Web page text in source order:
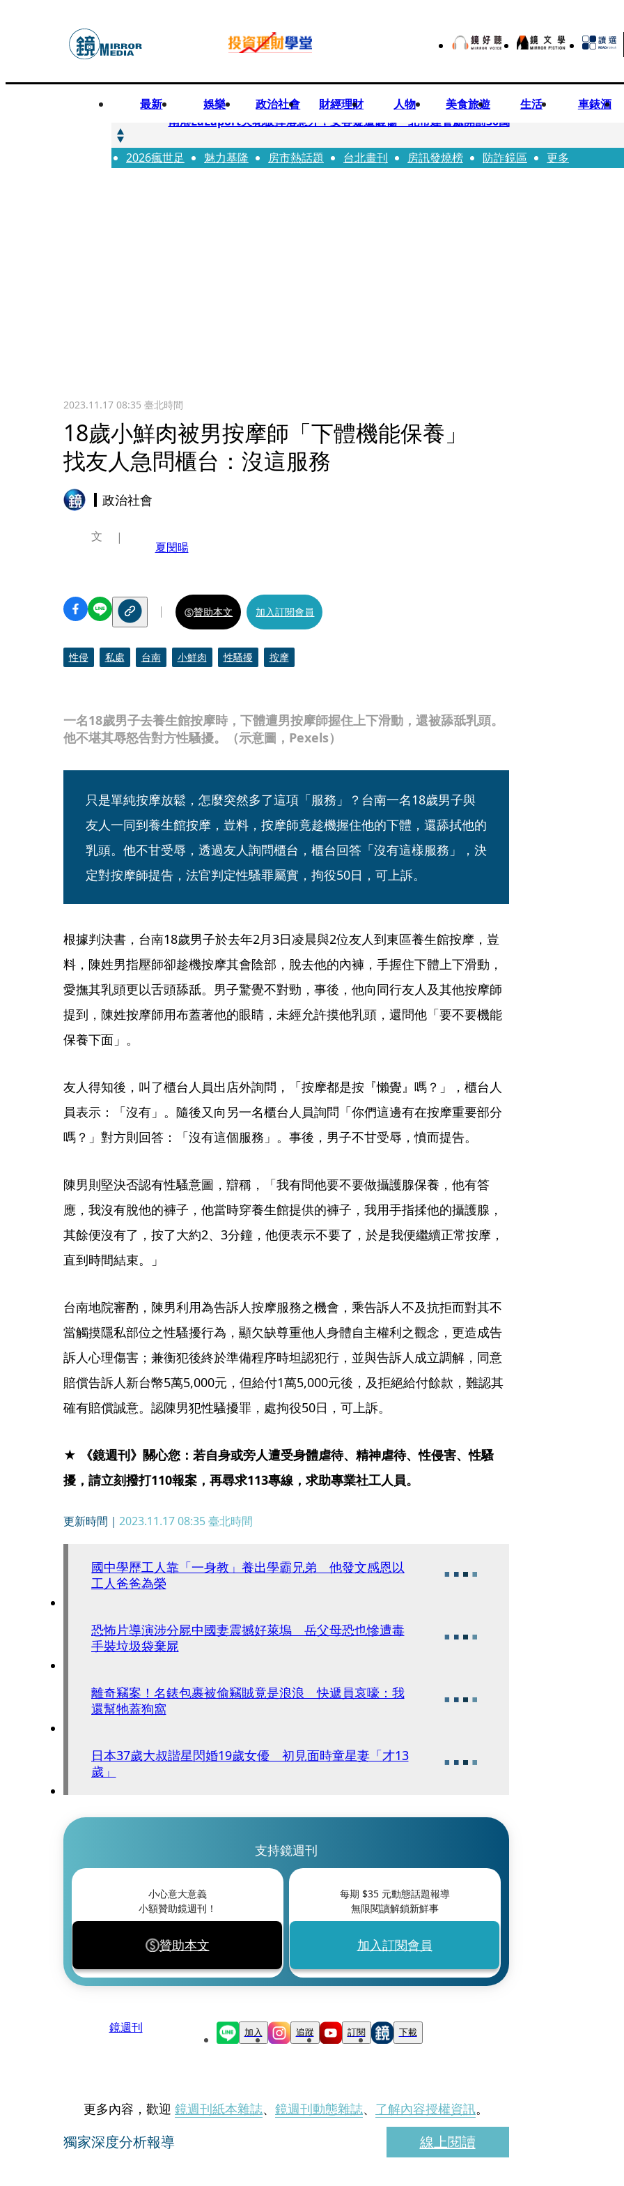
最新 娛樂 政治社會 財經理財 人物 美食旅遊 生活 車錶酒
快訊
南港LaLaport天花板掉落意外！女客疑遭砸傷 北市建管處開罰30萬
快訊
川普又出招！多晶矽產品課15%關稅12月生效 經濟部回應了
2026瘋世足 魅力基隆 房市熱話題 台北畫刊 房訊發燒榜 防詐鏡區 更多
2023.11.17 08:35 臺北時間
18歲小鮮肉被男按摩師「下體機能保養」
找友人急問櫃台：沒這服務
政治社會
一名18歲男子去養生館按摩時，下體遭男按摩師握住上下滑動，還被舔舐乳頭。
他不堪其辱怒告對方性騷擾。（示意圖，Pexels）
文
夏閔暘
贊助本文 加入訂閱會員
性侵 私處 台南 小鮮肉 性騷擾 按摩
只是單純按摩放鬆，怎麼突然多了這項「服務」？台南一名18歲男子與
友人一同到養生館按摩，豈料，按摩師竟趁機握住他的下體，還舔拭他的
乳頭。他不甘受辱，透過友人詢問櫃台，櫃台回答「沒有這樣服務」，決
定對按摩師提告，法官判定性騷罪屬實，拘役50日，可上訴。
根據判決書，台南18歲男子於去年2月3日凌晨與2位友人到東區養生館按摩，豈
料，陳姓男指壓師卻趁機按摩其會陰部，脫去他的內褲，手握住下體上下滑動，
愛撫其乳頭更以舌頭舔舐。男子驚覺不對勁，事後，他向同行友人及其他按摩師
提到，陳姓按摩師用布蓋著他的眼睛，未經允許摸他乳頭，還問他「要不要機能
保養下面」。
友人得知後，叫了櫃台人員出店外詢問，「按摩都是按『懶覺』嗎？」，櫃台人
員表示：「沒有」。隨後又向另一名櫃台人員詢問「你們這邊有在按摩重要部分
嗎？」對方則回答：「沒有這個服務」。事後，男子不甘受辱，憤而提告。
陳男則堅決否認有性騷意圖，辯稱，「我有問他要不要做攝護腺保養，他有答
應，我沒有脫他的褲子，他當時穿養生館提供的褲子，我用手指揉他的攝護腺，
其餘便沒有了，按了大約2、3分鐘，他便表示不要了，於是我便繼續正常按摩，
直到時間結束。」
台南地院審酌，陳男利用為告訴人按摩服務之機會，乘告訴人不及抗拒而對其不
當觸摸隱私部位之性騷擾行為，顯欠缺尊重他人身體自主權利之觀念，更造成告
訴人心理傷害；兼衡犯後終於準備程序時坦認犯行，並與告訴人成立調解，同意
賠償告訴人新台幣5萬5,000元，但給付1萬5,000元後，及拒絕給付餘款，難認其
確有賠償誠意。認陳男犯性騷擾罪，處拘役50日，可上訴。
★ 《鏡週刊》關心您：若自身或旁人遭受身體虐待、精神虐待、性侵害、性騷
擾，請立刻撥打110報案，再尋求113專線，求助專業社工人員。
更新時間｜ 2023.11.17 08:35臺北時間
國中學歷工人靠「一身教」養出學霸兄弟 他發文感恩以
工人爸爸為榮
恐怖片導演涉分屍中國妻震撼好萊塢 岳父母恐也慘遭毒
手裝垃圾袋棄屍
離奇竊案！名錶包裹被偷竊賊竟是浪浪 快遞員哀嚎：我
還幫牠蓋狗窩
日本37歲大叔諧星閃婚19歲女優 初見面時童星妻「才13
歲」
支持鏡週刊
小心意大意義
小額贊助鏡週刊！
贊助本文
每期 $35元動態話題報導
無限閱讀解鎖新鮮事
加入訂閱會員
鏡週刊 加入 追蹤 訂閱 下載
更多內容，歡迎 鏡週刊紙本雜誌、 鏡週刊動態雜誌、 了解內容授權資訊。
獨家深度分析報導 線上閱讀